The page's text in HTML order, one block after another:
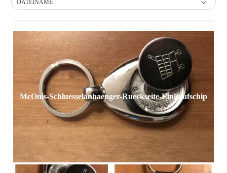
DATEINAME
McOnis-Schluesselanhaenger-Rueckseite-Einkaufschip